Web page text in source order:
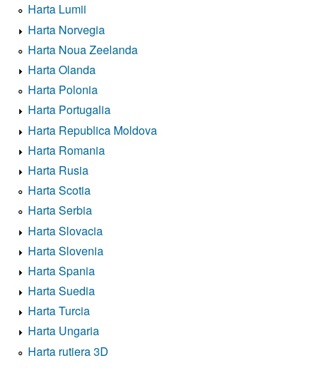
Harta Lumii
Harta Norvegia
Harta Noua Zeelanda
Harta Olanda
Harta Polonia
Harta Portugalia
Harta Republica Moldova
Harta Romania
Harta Rusia
Harta Scotia
Harta Serbia
Harta Slovacia
Harta Slovenia
Harta Spania
Harta Suedia
Harta Turcia
Harta Ungaria
Harta rutiera 3D